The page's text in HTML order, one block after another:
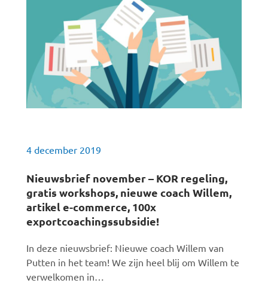
4 december 2019
Nieuwsbrief november – KOR regeling,
gratis workshops, nieuwe coach Willem,
artikel e-commerce, 100x
exportcoachingssubsidie!
In deze nieuwsbrief: Nieuwe coach Willem van
Putten in het team! We zijn heel blij om Willem te
verwelkomen in…